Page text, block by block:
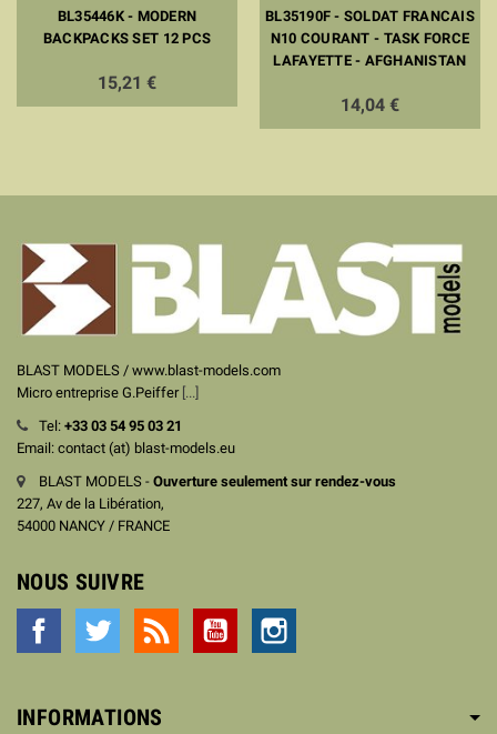
BL35446K - MODERN
BACKPACKS SET 12 PCS
15,21 €
BL35190F - SOLDAT FRANCAIS
N10 COURANT - TASK FORCE
LAFAYETTE - AFGHANISTAN
14,04 €
BLAST MODELS / www.blast-models.com
Micro entreprise G.Peiffer [...]
Tel: +33 03 54 95 03 21
Email: contact (at) blast-models.eu
BLAST MODELS - Ouverture seulement sur rendez-vous
227, Av de la Libération,
54000 NANCY / FRANCE
NOUS SUIVRE
Facebook Twitter YouTube
INFORMATIONS